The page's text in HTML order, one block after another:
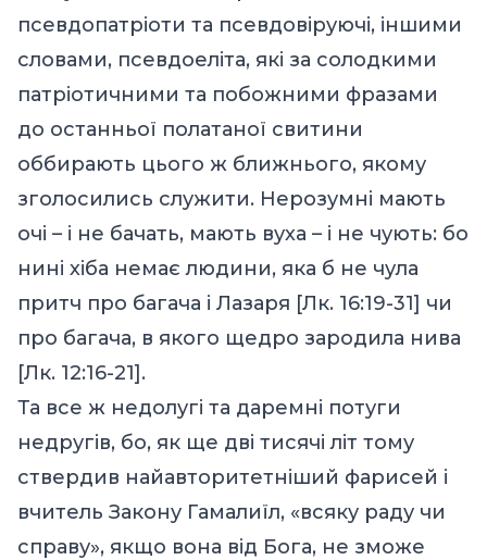
псевдопатріоти та псевдовіруючі, іншими
словами, псевдоеліта, які за солодкими
патріотичними та побожними фразами
до останньої полатаної свитини
оббирають цього ж ближнього, якому
зголосились служити. Нерозумні мають
очі – і не бачать, мають вуха – і не чують: бо
нині хіба немає людини, яка б не чула
притч про багача і Лазаря [Лк. 16:19-31] чи
про багача, в якого щедро зародила нива
[Лк. 12:16-21].
Та все ж недолугі та даремні потуги
недругів, бо, як ще дві тисячі літ тому
ствердив найавторитетніший фарисей і
вчитель Закону Гамалиїл, «всяку раду чи
справу», якщо вона від Бога, не зможе